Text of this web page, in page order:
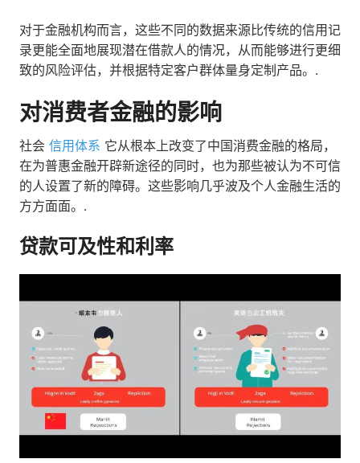
对于金融机构而言，这些不同的数据来源比传统的信用记
录更能全面地展现潜在借款人的情况，从而能够进行更细
致的风险评估，并根据特定客户群体量身定制产品。.
对消费者金融的影响
社会 信用体系 它从根本上改变了中国消费金融的格局，
在为普惠金融开辟新途径的同时，也为那些被认为不可信
的人设置了新的障碍。这些影响几乎波及个人金融生活的
方方面面。.
贷款可及性和利率